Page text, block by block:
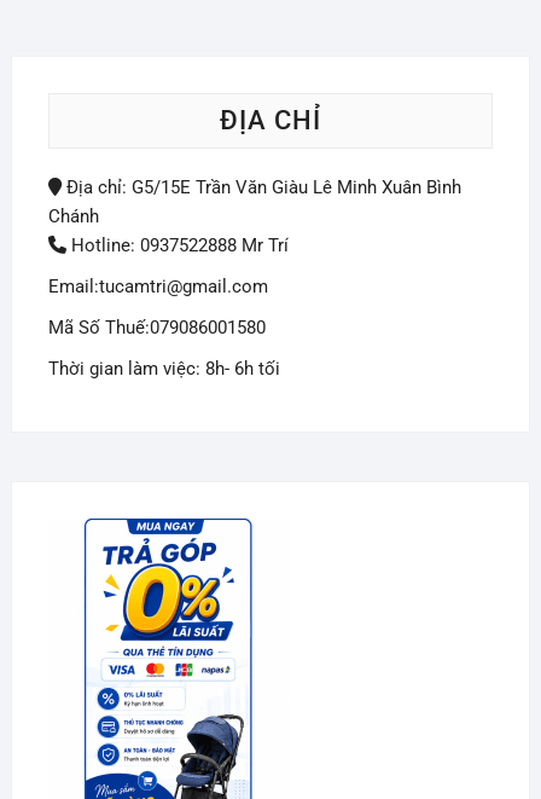
ĐỊA CHỈ
Địa chỉ: G5/15E Trần Văn Giàu Lê Minh Xuân Bình
Chánh
Hotline: 0937522888 Mr Trí
Email:tucamtri@gmail.com
Mã Số Thuế:079086001580
Thời gian làm việc: 8h- 6h tối